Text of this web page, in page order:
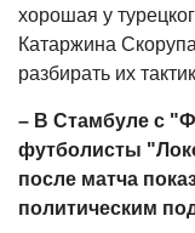
хорошая у
Катаржина
разбирать их
– В Стамбуле с
футболисты
после матча
политическим